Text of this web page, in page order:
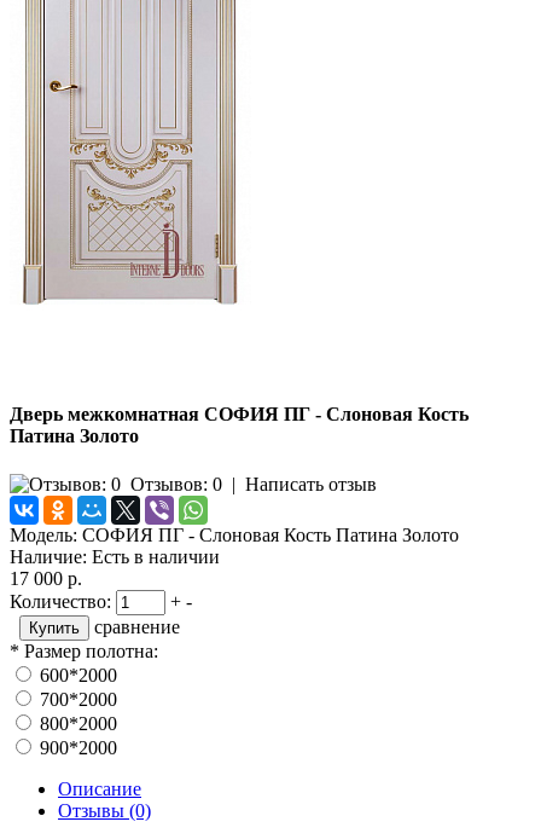
Дверь межкомнатная СОФИЯ ПГ - Слоновая Кость
Патина Золото
Отзывов: 0 | Написать отзыв
Модель: СОФИЯ ПГ - Слоновая Кость Патина Золото
Наличие: Есть в наличии
17 000 р.
Количество:
+ -
сравнение
* Размер полотна:
600*2000
700*2000
800*2000
900*2000
Описание
Отзывы (0)